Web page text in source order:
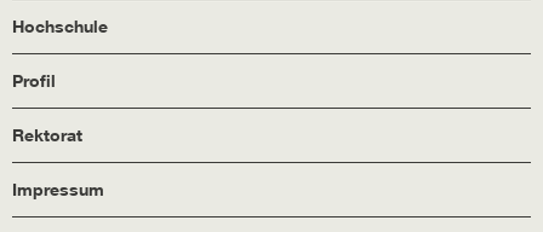
Hochschule
Profil
Rektorat
Impressum